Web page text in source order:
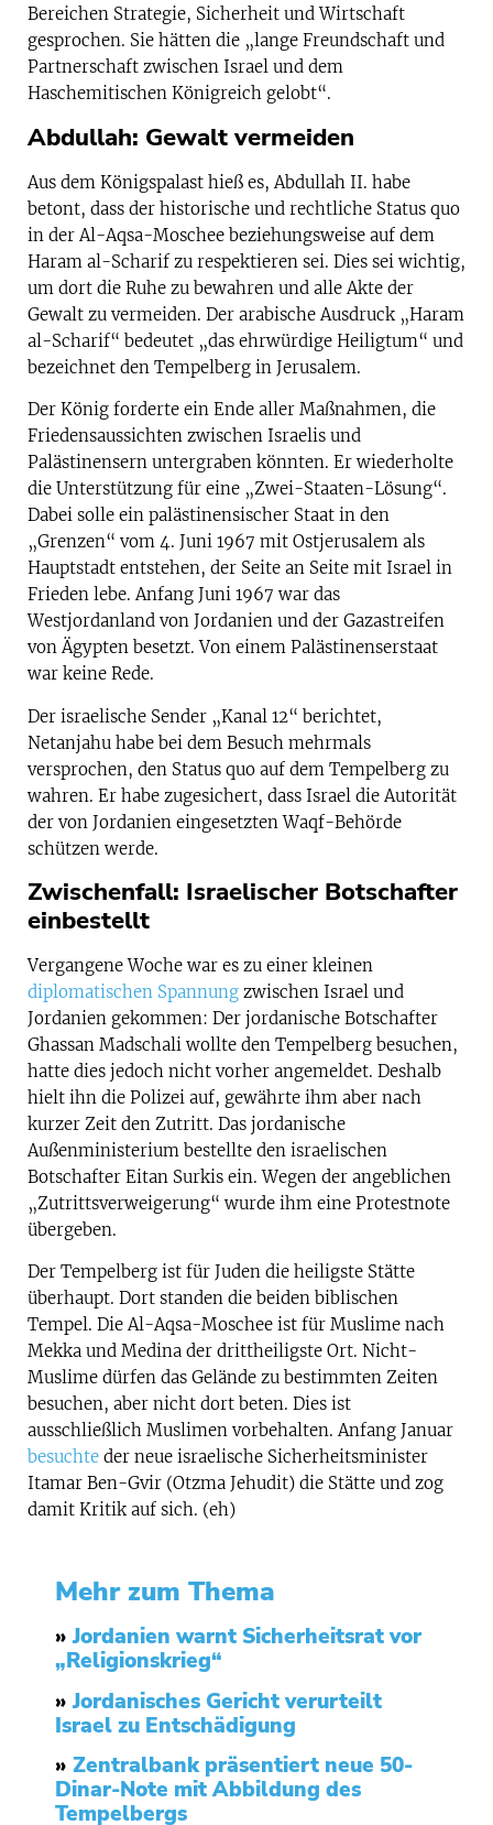
Bereichen Strategie, Sicherheit und Wirtschaft
gesprochen. Sie hätten die „lange Freundschaft und
Partnerschaft zwischen Israel und dem
Haschemitischen Königreich gelobt“.
Abdullah: Gewalt vermeiden
Aus dem Königspalast hieß es, Abdullah II. habe
betont, dass der historische und rechtliche Status quo
in der Al-Aqsa-Moschee beziehungsweise auf dem
Haram al-Scharif zu respektieren sei. Dies sei wichtig,
um dort die Ruhe zu bewahren und alle Akte der
Gewalt zu vermeiden. Der arabische Ausdruck „Haram
al-Scharif“ bedeutet „das ehrwürdige Heiligtum“ und
bezeichnet den Tempelberg in Jerusalem.
Der König forderte ein Ende aller Maßnahmen, die
Friedensaussichten zwischen Israelis und
Palästinensern untergraben könnten. Er wiederholte
die Unterstützung für eine „Zwei-Staaten-Lösung“.
Dabei solle ein palästinensischer Staat in den
„Grenzen“ vom 4. Juni 1967 mit Ostjerusalem als
Hauptstadt entstehen, der Seite an Seite mit Israel in
Frieden lebe. Anfang Juni 1967 war das
Westjordanland von Jordanien und der Gazastreifen
von Ägypten besetzt. Von einem Palästinenserstaat
war keine Rede.
Der israelische Sender „Kanal 12“ berichtet,
Netanjahu habe bei dem Besuch mehrmals
versprochen, den Status quo auf dem Tempelberg zu
wahren. Er habe zugesichert, dass Israel die Autorität
der von Jordanien eingesetzten Waqf-Behörde
schützen werde.
Zwischenfall: Israelischer Botschafter
einbestellt
Vergangene Woche war es zu einer kleinen
diplomatischen Spannung zwischen Israel und
Jordanien gekommen: Der jordanische Botschafter
Ghassan Madschali wollte den Tempelberg besuchen,
hatte dies jedoch nicht vorher angemeldet. Deshalb
hielt ihn die Polizei auf, gewährte ihm aber nach
kurzer Zeit den Zutritt. Das jordanische
Außenministerium bestellte den israelischen
Botschafter Eitan Surkis ein. Wegen der angeblichen
„Zutrittsverweigerung“ wurde ihm eine Protestnote
übergeben.
Der Tempelberg ist für Juden die heiligste Stätte
überhaupt. Dort standen die beiden biblischen
Tempel. Die Al-Aqsa-Moschee ist für Muslime nach
Mekka und Medina der drittheiligste Ort. Nicht-
Muslime dürfen das Gelände zu bestimmten Zeiten
besuchen, aber nicht dort beten. Dies ist
ausschließlich Muslimen vorbehalten. Anfang Januar
besuchte der neue israelische Sicherheitsminister
Itamar Ben-Gvir (Otzma Jehudit) die Stätte und zog
damit Kritik auf sich. (eh)
Mehr zum Thema
» Jordanien warnt Sicherheitsrat vor
„Religionskrieg“
» Jordanisches Gericht verurteilt
Israel zu Entschädigung
» Zentralbank präsentiert neue 50-
Dinar-Note mit Abbildung des
Tempelbergs